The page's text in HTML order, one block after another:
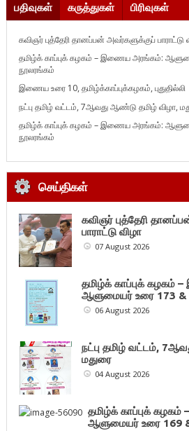
பதிவுகள் கருத்துகள் பிரிவுகள்
கவிஞர் புத்தேரி தானப்பன் அவர்களுக்குப் பாராட்டு
தமிழ்க் காப்புக் கழகம் – இணைய அரங்கம்:
நூலரங்கம்
இணைய உரை 10, தமிழ்க்காப்புக்கழகம், புதுதில்லி
நட்பு தமிழ் வட்டம், 7ஆவது ஆண்டு தமிழ் விழா,
தமிழ்க் காப்புக் கழகம் – இணைய அரங்கம்:
நூலரங்கம்
செய்திகள்
கவிஞர் புத்தேரி
பாராட்டு விழா
07 August 2026
தமிழ்க் காப்புக்
ஆளுமையர் உரை 173 &
06 August 2026
நட்பு தமிழ் வட்டம்,
மதுரை
04 August 2026
தமிழ்க் காப்புக்
ஆளுமையர் உரை 169